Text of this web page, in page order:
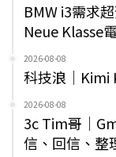
BMW i3需求
Neue Klasse
2026-08-08
科技浪｜Kimi
2026-08-08
3c Tim哥｜
信、回信、整